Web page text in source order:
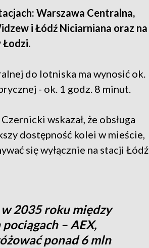
Warszawa Centralna,
i Łódź Niciarniana oraz na
do lotniska ma wynosić ok.
- ok. 1 godz. 8 minut.
wskazał, że obsługa
dostępność kolei w mieście,
się wyłącznie na stacji Łódź
2035 roku między
– AEX,
ponad 6 mln